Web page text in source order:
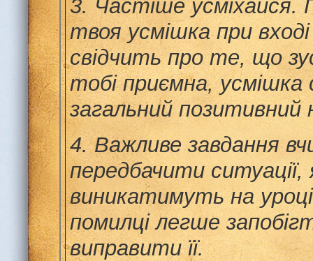
3. Частіше усміхайся.
твоя усмішка при
свідчить про те, що
тобі приємна,
загальний позитивний
4.Важливе завдання
передбачити ситуації,
виникатимуть на
помилці легше
виправити її.